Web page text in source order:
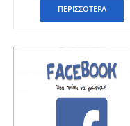
ΠΕΡΙΣΣΟΤΕΡΑ